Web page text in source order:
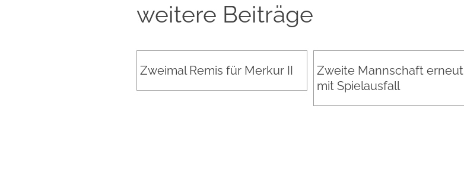
weitere Beiträge
Zweimal Remis für Merkur II
Zweite Mannschaft erneut
mit Spielausfall